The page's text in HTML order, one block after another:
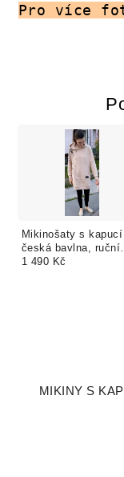
Pro více
Mikinošaty s
česká bavlna, ruční
výroba, možno
1 490 Kč
MIKINY S